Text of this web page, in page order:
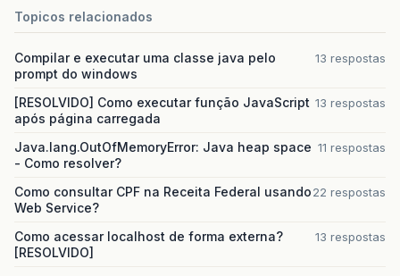
if (
}
if
return
getStringKey(o. getId());
} else
throw new IllegalArgumentException
public
BeanManager bm = JsfUtil.
Topicos relacionados
Compilar e executar uma classe java pelo
prompt do windows
13 respostas
[RESOLVIDO] Como executar função JavaScript
após página carregada
13 respostas
Java.lang.OutOfMemoryError: Java heap space
- Como resolver?
11 respostas
Como consultar CPF na Receita Federal usando
Web Service?
22 respostas
Como acessar localhost de forma externa?
[RESOLVIDO]
13 respostas